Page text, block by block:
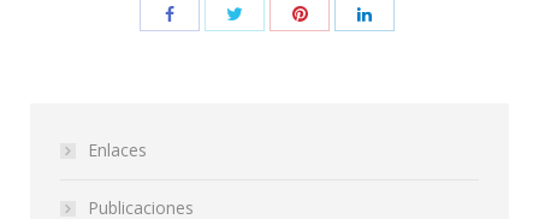
Enlaces
Publicaciones